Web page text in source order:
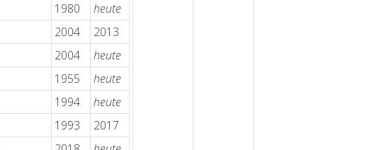
1980
heute
2004
2013
2004
heute
1955
heute
1994
heute
1993
2017